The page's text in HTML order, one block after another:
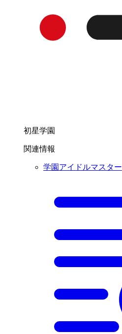
初星学園
関連情報
学園アイドルマスター